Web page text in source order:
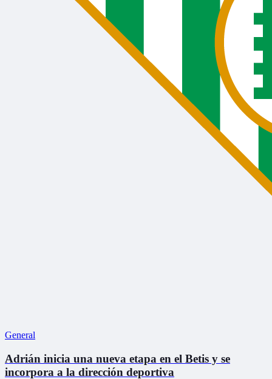
General
Adrián inicia una nueva etapa en el Betis y se
incorpora a la dirección deportiva